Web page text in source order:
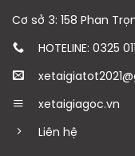
Cơ sở 3: 158 Phan
HOTELINE: 0325
xetaigiagoc.vn
Liên hệ